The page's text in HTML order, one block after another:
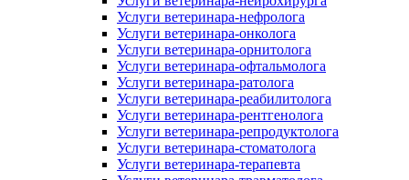
Услуги ветеринара-нефролога
Услуги ветеринара-онколога
Услуги ветеринара-орнитолога
Услуги ветеринара-офтальмолога
Услуги ветеринара-ратолога
Услуги ветеринара-реабилитолога
Услуги ветеринара-рентгенолога
Услуги ветеринара-репродуктолога
Услуги ветеринара-стоматолога
Услуги ветеринара-терапевта